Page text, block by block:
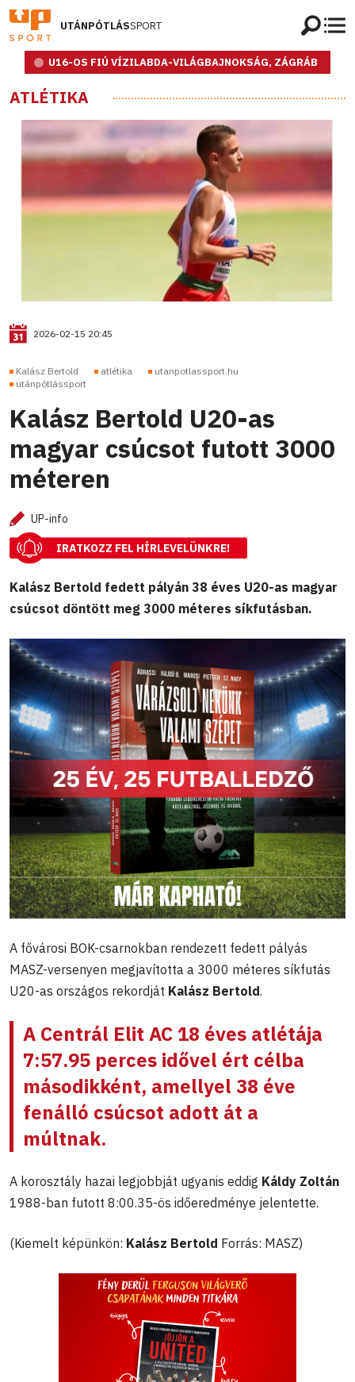
UTÁNPÓTLÁSSPORT
U16-OS FIÚ VÍZILABDA-VILÁGBAJNOKSÁG, ZÁGRÁB
ATLÉTIKA
2026-02-15 20:45
Kalász Bertold atlétika
utanpotlassport.hu
utánpótlássport
Kalász Bertold U20-as
magyar csúcsot futott 3000
méteren
UP-info
IRATKOZZ FEL HÍRLEVELÜNKRE!
Kalász Bertold fedett pályán 38 éves U20-as magyar
csúcsot döntött meg 3000 méteres síkfutásban.
A fővárosi BOK-csarnokban rendezett fedett pályás
MASZ-versenyen megjavította a 3000 méteres síkfutás
U20-as országos rekordját Kalász Bertold.
A Centrál Elit AC 18 éves atlétája
7:57.95 perces idővel ért célba
másodikként, amellyel 38 éve
fenálló csúcsot adott át a
múltnak.
A korosztály hazai legjobbját ugyanis eddig Káldy Zoltán
1988-ban futott 8:00.35-ös időeredménye jelentette.
(Kiemelt képünkön: Kalász Bertold Forrás: MASZ)